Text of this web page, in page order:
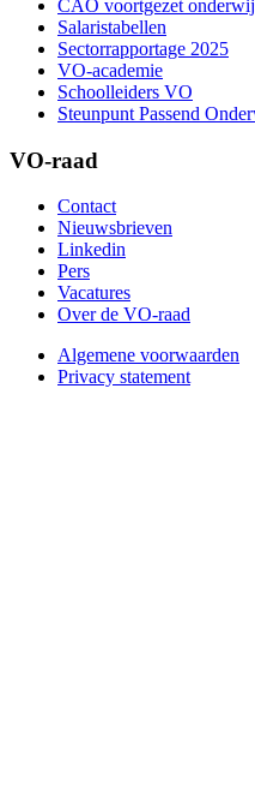
CAO voortgezet
Salaristabellen
Sectorrapportage 2025
VO-academie
Schoolleiders VO
Steunpunt Passend
VO-raad
Contact
Nieuwsbrieven
Linkedin
Pers
Vacatures
Over de VO-raad
Algemene voorwaarden
Privacy statement